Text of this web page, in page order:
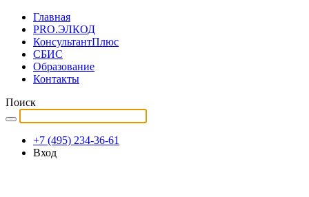
Главная
PRO.ЭЛКОД
КонсультантПлюс
СБИС
Образование
Контакты
Поиск
+7 (495) 234-36-61
Вход